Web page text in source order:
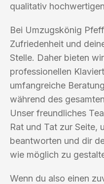
qualitativ
Bei Umzugskönig
Zufriedenheit und
Stelle. Daher bieten
professionellen
umfangreiche
während des
Unser freundliches
Rat und Tat zur Seite,
beantworten und dir
wie möglich zu
Wenn du also einen